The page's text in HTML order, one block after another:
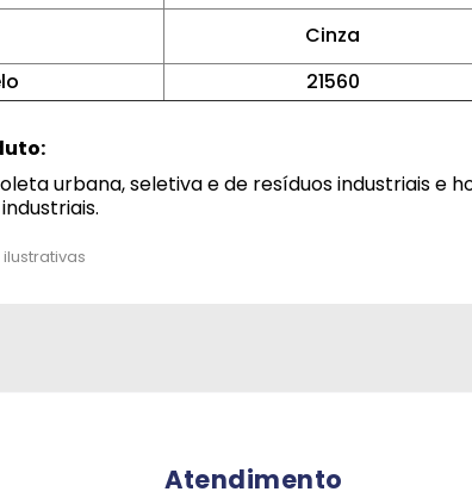
Cinza
21560
urbana, seletiva e de resíduos industriais e
Atendimento